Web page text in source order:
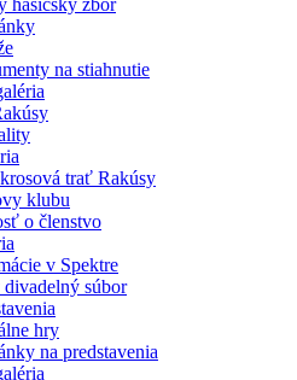
hasičský zbor
na stiahnutie
trať Rakúsy
klubu
o členstvo
v Spektre
súbor
hry
na predstavenia